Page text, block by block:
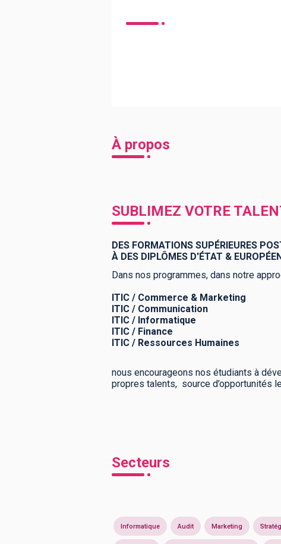
À propos
SUBLIMEZ VOTRE
DES FORMATIONS SUPÉRIEURES
À DES DIPLÔMES D'ÉTAT &
Dans nos programmes, dans notre
ITIC / Commerce & Marketing
ITIC / Communication
ITIC / Informatique
ITIC / Finance
ITIC / Ressources Humaines
nous encourageons nos étudiants à
propres talents, source d’opportunités
Secteurs
Informatique Audit Marketing